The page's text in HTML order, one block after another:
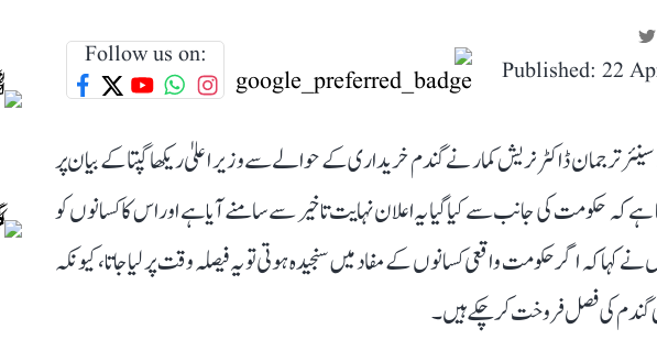
Published: 22
Follow us on:
ترجمان ڈاکٹر نریش کمار نے گندم خریداری کے حوالے سے وزیر اعلیٰ ریکھا گپتا کے بیان پر
حکومت کی جانب سے کیا گیا یہ اعلان نہایت تاخیر سے سامنے آیا ہے اور اس کا کسانوں کو
نے کہا کہ اگر حکومت واقعی کسانوں کے مفاد میں سنجیدہ ہوتی تو یہ فیصلہ وقت پر لیا جاتا، کیونکہ